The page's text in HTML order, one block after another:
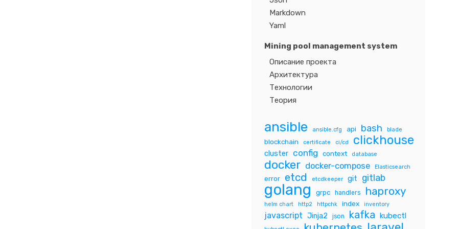
Markdown
Yaml
Mining pool management system
Описание проекта
Архитектура
Технологии
Теория
ansible ansible.cfg api bash blade
blockchain certificate ci/cd clickhouse
cluster config context database
docker docker-compose Elasticsearch
error etcd etcdkeeper git gitlab
golang grpc handlers haproxy
helm chart http2 httpchk index inventory
javascript Jinja2 json kafka kubectl